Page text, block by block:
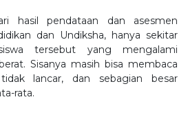
hasil pendataan dan asesmen
dan Undiksha, hanya sekitar
tersebut yang mengalami
Sisanya masih bisa membaca
lancar, dan sebagian besar
rata.